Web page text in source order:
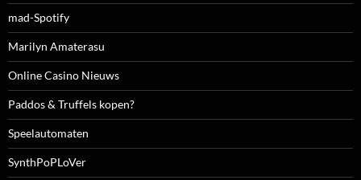
mad-Spotify
Marilyn Amaterasu
Online Casino Nieuws
Paddos & Truffels kopen?
Speelautomaten
SynthPoPLoVer